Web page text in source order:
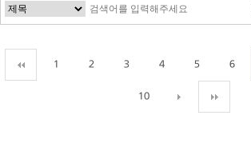
1 2 3 4 5 6
10